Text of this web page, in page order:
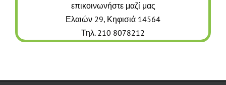
επικοινωνήστε μαζί μας
Ελαιών 29, Κηφισιά 14564
Τηλ. 210 8078212